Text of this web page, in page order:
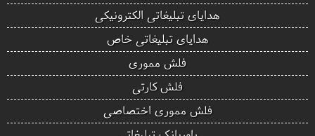
هدایای تبلیغاتی الکترونیکی
هدایای تبلیغاتی خاص
فلش مموری
فلش کارتی
فلش مموری اختصاصی